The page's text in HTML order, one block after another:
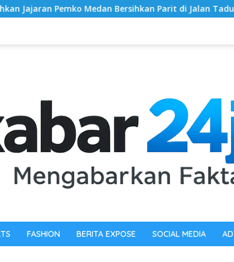
Bersihkan Parit di Jalan Taduan Dandim
FASHION BERITA EXPOSE SOCIAL MEDIA